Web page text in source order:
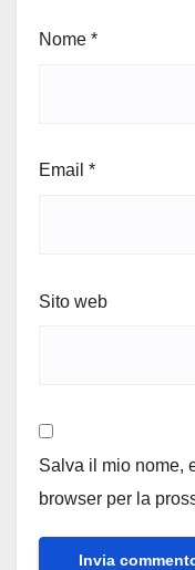
Nome *
Email *
Sito web
Salva il mio nome,
browser per la